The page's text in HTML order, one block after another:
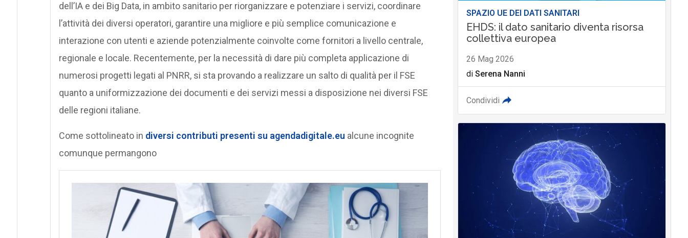
dell’IA e dei Big Data, in ambito sanitario per riorganizzare e potenziare i servizi, coordinare
l’attività dei diversi operatori, garantire una migliore e più semplice comunicazione e
interazione con utenti e aziende potenzialmente coinvolte come fornitori a livello centrale,
regionale e locale. Recentemente, per la necessità di dare più completa applicazione di
numerosi progetti legati al PNRR, si sta provando a realizzare un salto di qualità per il FSE
quanto a uniformizzazione dei documenti e dei servizi messi a disposizione nei diversi FSE
delle regioni italiane.
Come sottolineato in diversi contributi presenti su agendadigitale.eu alcune incognite
comunque permangono
SPAZIO UE DEI DATI SANITARI
EHDS: il dato sanitario diventa risorsa
collettiva europea
26 Mag 2026
di Serena Nanni
Condividi